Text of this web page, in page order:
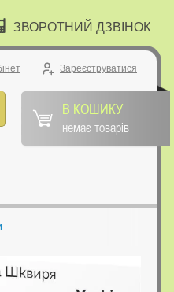
ЗВОРОТНИЙ ДЗВІНОК
Зареєструватися
В КОШИКУ
немає товарів